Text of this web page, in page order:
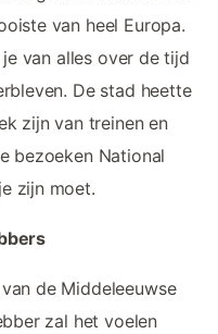
van heel Europa.
van alles over de tijd
De stad heette
zijn van treinen en
bezoeken National
zijn moet.
de Middeleeuwse
zal het voelen